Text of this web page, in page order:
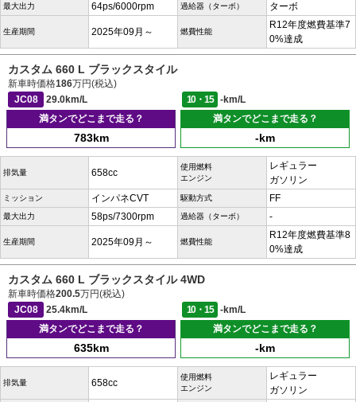
最大出力 64ps/6000rpm 過給器（ターボ） ターボ
生産期間 2025年09月～ 燃費性能
R12年度燃費基準7
0%達成
カスタム 660 L ブラックスタイル
新車時価格186万円(税込)
JC08
29.0km/L 10・15
-km/L
満タンでどこまで走る？
783km
満タンでどこまで走る？
-km
排気量 658cc
使用燃料
エンジン
レギュラー
ガソリン
ミッション インパネCVT 駆動方式 FF
最大出力 58ps/7300rpm 過給器（ターボ） -
生産期間 2025年09月～ 燃費性能
R12年度燃費基準8
0%達成
カスタム 660 L ブラックスタイル 4WD
新車時価格200.5万円(税込)
JC08
25.4km/L 10・15
-km/L
満タンでどこまで走る？
635km
満タンでどこまで走る？
-km
排気量 658cc
使用燃料
エンジン
レギュラー
ガソリン